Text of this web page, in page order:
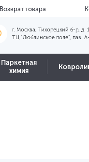
Возврат товара
г. Москва, Тихорецкий б-р, д.
ТЦ "Люблинское поле", пав.
Паркетная
химия